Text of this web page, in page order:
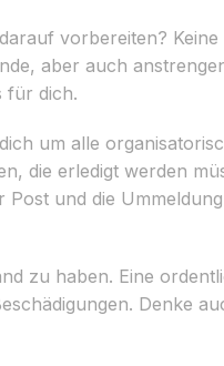
vorbereiten?
aber auch
für dich.
um alle
die erledigt werden
und die
zu haben. Eine
Denke